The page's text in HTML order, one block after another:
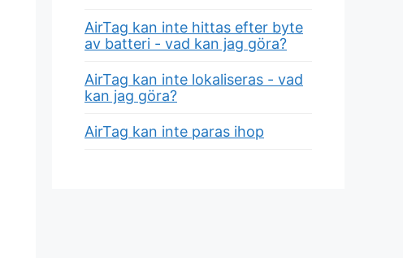
AirTag kan inte hittas efter byte
av batteri - vad kan jag göra?
AirTag kan inte lokaliseras - vad
kan jag göra?
AirTag kan inte paras ihop